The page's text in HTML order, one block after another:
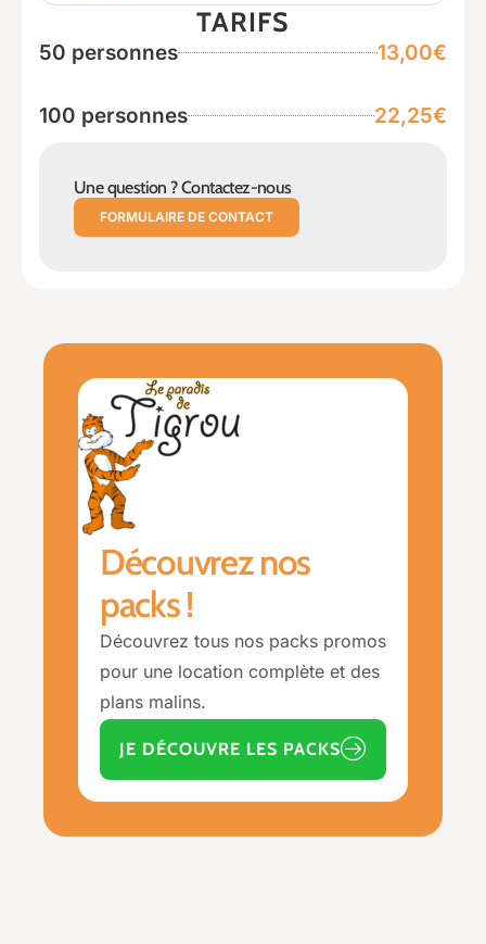
TARIFS
50 personnes 13,00€
100 personnes 22,25€
Une question ? Contactez-nous
FORMULAIRE DE CONTACT
Découvrez nos
packs !
Découvrez tous nos packs promos
pour une location complète et des
plans malins.
JE DÉCOUVRE LES PACKS